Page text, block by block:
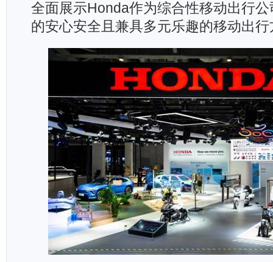
全面展示Honda作为综合性移动出行
的安心安全且兼具多元乐趣的移动出行